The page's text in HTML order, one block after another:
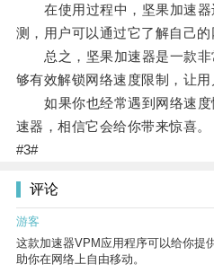
在使用过程中，坚果加速器
测，用户可以通过它了解自己的
总之，坚果加速器是一款非
够有效解锁网络速度限制，让用
如果你也经常遇到网络速度
速器，相信它会给你带来惊喜。
#3#
评论
游客
这款加速器VPM应用程序可以给你提
助你在网络上自由移动。